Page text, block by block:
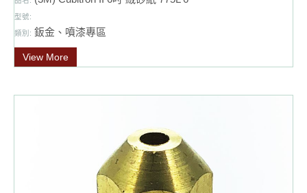
型號:
類別: 鈑金、噴漆專區
View More